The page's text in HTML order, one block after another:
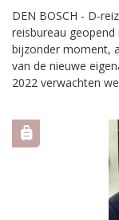
DEN BOSCH - D-
reisbureau
bijzonder moment,
van de nieuwe
2022 verwachten
binnen Prijsvrij